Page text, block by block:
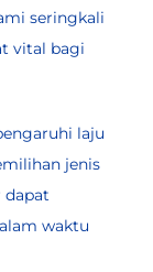
seringkali
vital bagi
laju
jenis
dapat
waktu